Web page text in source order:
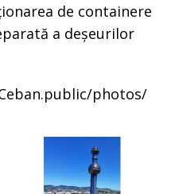
de containere
a deșeurilor
photos/